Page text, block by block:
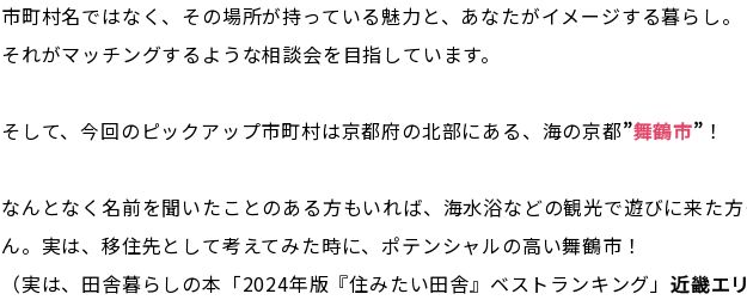
市町村名ではなく、その場所が持っている魅力と、あなたがイメージする暮らし。
それがマッチングするような相談会を目指しています。
そして、今回のピックアップ市町村は京都府の北部にある、海の京都”舞鶴市” ！
なんとなく名前を聞いたことのある方もいれば、海水浴などの観光で遊びに来た
ん。実は、移住先として考えてみた時に、ポテンシャルの高い舞鶴市！
（実は、田舎暮らしの本「2024年版『住みたい田舎』ベストランキング」 近畿エ